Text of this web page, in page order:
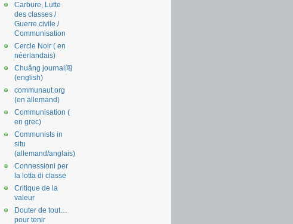
Carbure, Lutte
des classes /
Guerre civile /
Communisation
Cercle Noir ( en
néerlandais)
Chuǎng journal闯
(english)
communaut.org
(en allemand)
Communisation (
en grec)
Communists in
situ
(allemand/anglais)
Connessioni per
la lotta di classe
Critique de la
valeur
Douter de tout…
pour tenir